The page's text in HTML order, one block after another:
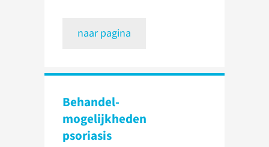
naar pagina
Behandel­
mogelijkheden
psoriasis